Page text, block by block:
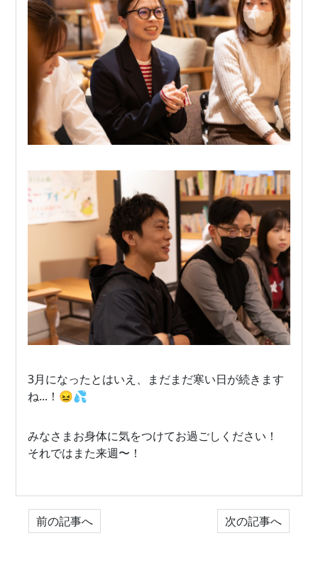
3月になったとはいえ、まだまだ寒い日が続きます
ね...！😖💦
みなさまお身体に気をつけてお過ごしください！
それではまた来週〜！
前の記事へ 次の記事へ